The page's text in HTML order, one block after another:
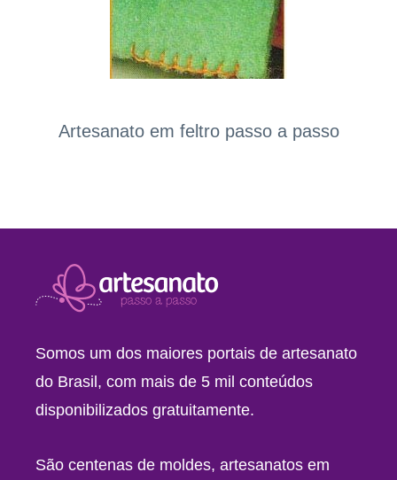
Artesanato em feltro passo a passo
Somos um dos maiores portais de artesanato
do Brasil, com mais de 5 mil conteúdos
disponibilizados gratuitamente.
São centenas de moldes, artesanatos em